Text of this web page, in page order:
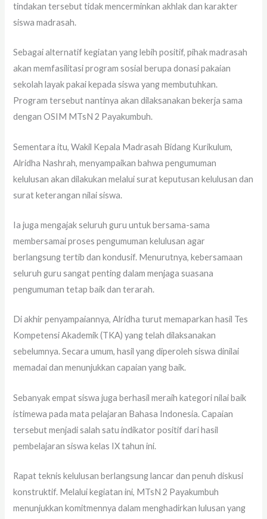
tindakan tersebut tidak mencerminkan akhlak dan karakter
siswa madrasah.
Sebagai alternatif kegiatan yang lebih positif, pihak madrasah
akan memfasilitasi program sosial berupa donasi pakaian
sekolah layak pakai kepada siswa yang membutuhkan.
Program tersebut nantinya akan dilaksanakan bekerja sama
dengan OSIM MTsN 2 Payakumbuh.
Sementara itu, Wakil Kepala Madrasah Bidang Kurikulum,
Alridha Nashrah, menyampaikan bahwa pengumuman
kelulusan akan dilakukan melalui surat keputusan kelulusan dan
surat keterangan nilai siswa.
Ia juga mengajak seluruh guru untuk bersama-sama
membersamai proses pengumuman kelulusan agar
berlangsung tertib dan kondusif. Menurutnya, kebersamaan
seluruh guru sangat penting dalam menjaga suasana
pengumuman tetap baik dan terarah.
Di akhir penyampaiannya, Alridha turut memaparkan hasil Tes
Kompetensi Akademik (TKA) yang telah dilaksanakan
sebelumnya. Secara umum, hasil yang diperoleh siswa dinilai
memadai dan menunjukkan capaian yang baik.
Sebanyak empat siswa juga berhasil meraih kategori nilai baik
istimewa pada mata pelajaran Bahasa Indonesia. Capaian
tersebut menjadi salah satu indikator positif dari hasil
pembelajaran siswa kelas IX tahun ini.
Rapat teknis kelulusan berlangsung lancar dan penuh diskusi
konstruktif. Melalui kegiatan ini, MTsN 2 Payakumbuh
menunjukkan komitmennya dalam menghadirkan lulusan yang